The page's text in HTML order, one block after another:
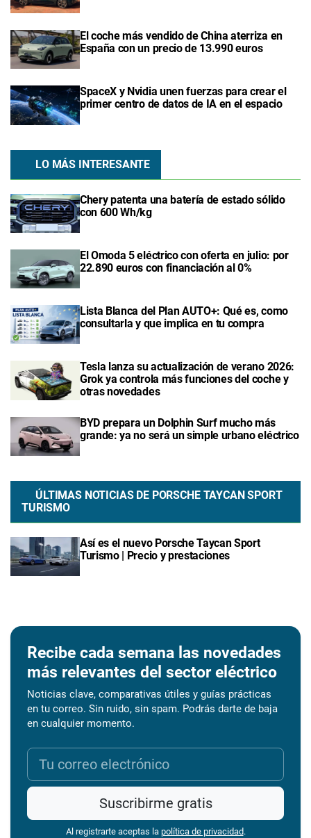
El coche más vendido de China aterriza en
España con un precio de 13.990 euros
SpaceX y Nvidia unen fuerzas para crear el
primer centro de datos de IA en el espacio
LO MÁS INTERESANTE
Chery patenta una batería de estado sólido
con 600 Wh/kg
El Omoda 5 eléctrico con oferta en julio: por
22.890 euros con financiación al 0%
Lista Blanca del Plan AUTO+: Qué es, como
consultarla y que implica en tu compra
Tesla lanza su actualización de verano 2026:
Grok ya controla más funciones del coche y
otras novedades
BYD prepara un Dolphin Surf mucho más
grande: ya no será un simple urbano eléctrico
ÚLTIMAS NOTICIAS DE PORSCHE TAYCAN SPORT
TURISMO
Así es el nuevo Porsche Taycan Sport
Turismo | Precio y prestaciones
Recibe cada semana las novedades
más relevantes del sector eléctrico
Noticias clave, comparativas útiles y guías prácticas
en tu correo. Sin ruido, sin spam. Podrás darte de baja
en cualquier momento.
Suscribirme gratis
Al registrarte aceptas la política de privacidad.